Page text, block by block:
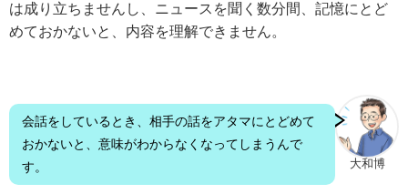
は成り立ちませんし、ニュースを聞く数分間、記憶にとど
めておかないと、内容を理解できません。
大和博
会話をしているとき、相手の話をアタマにとどめて
おかないと、意味がわからなくなってしまうんで
す。